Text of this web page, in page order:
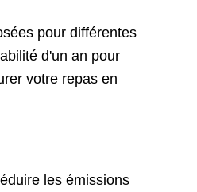
pour différentes
d'un an pour
votre repas en
les émissions